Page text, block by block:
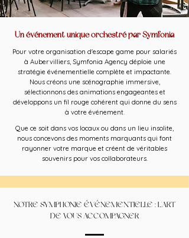
Un événement unique orchestré par Symfonia
Pour votre organisation d'escape game pour salariés
à Aubervilliers, Symfonia Agency déploie une
stratégie événementielle complète et impactante.
Nous créons une scénographie immersive,
sélectionnons des animations engageantes et
développons un fil rouge cohérent qui donne du sens
à votre événement.
Que ce soit dans vos locaux ou dans un lieu insolite,
nous concevons des moments marquants qui font
rayonner votre marque et créent de véritables
souvenirs pour vos collaborateurs.
NOTRE SYMPHONIE ÉVÉNEMENTIELLE : L'ART
DE VOUS ACCOMPAGNER